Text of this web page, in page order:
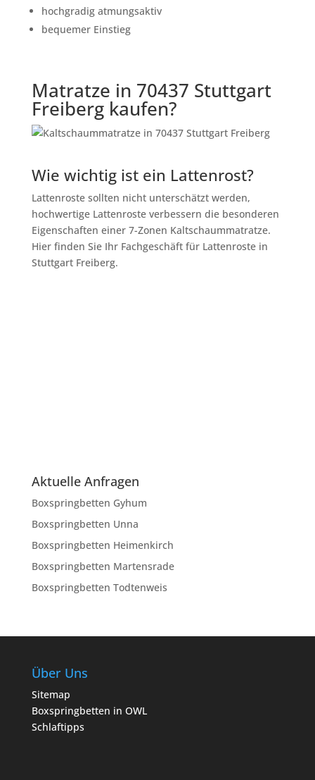
hochgradig atmungsaktiv
bequemer Einstieg
Matratze in 70437 Stuttgart
Freiberg kaufen?
Wie wichtig ist ein Lattenrost?
Lattenroste sollten nicht unterschätzt werden,
hochwertige Lattenroste verbessern die besonderen
Eigenschaften einer 7-Zonen Kaltschaummatratze.
Hier finden Sie Ihr Fachgeschäft für Lattenroste in
Stuttgart Freiberg.
Aktuelle Anfragen
Boxspringbetten Gyhum
Boxspringbetten Unna
Boxspringbetten Heimenkirch
Boxspringbetten Martensrade
Boxspringbetten Todtenweis
Über Uns
Sitemap
Boxspringbetten in OWL
Schlaftipps